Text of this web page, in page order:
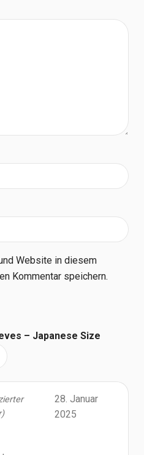
– Japanese Size
28. Januar
2025
Website in diesem
Kommentar speichern.